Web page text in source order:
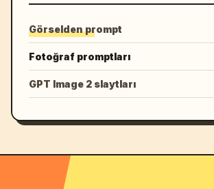
Görselden prompt
Fotoğraf promptları
GPT Image 2 slaytları